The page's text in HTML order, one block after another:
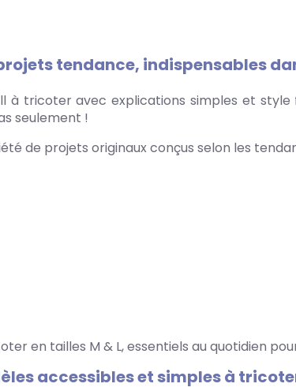
tendance, indispensables
à tricoter avec explications simples et style
seulement !
de projets originaux conçus selon les
en tailles M & L, essentiels au quotidien
accessibles et simples à